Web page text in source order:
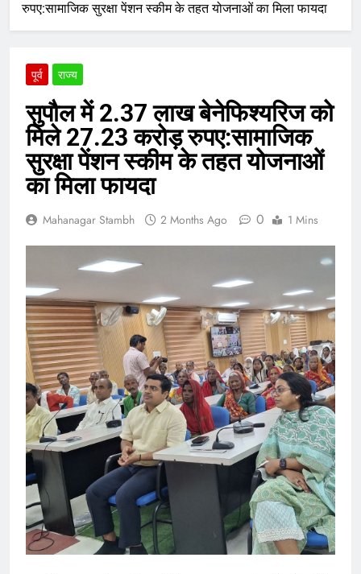
रुपए:सामाजिक सुरक्षा पेंशन स्कीम के तहत योजनाओं का मिला फायदा
पूर्व राज्य
सुपौल में 2.37 लाख बेनेफिश्यरिज को
मिले 27.23 करोड़ रुपए:सामाजिक
सुरक्षा पेंशन स्कीम के तहत योजनाओं
का मिला फायदा
Mahanagar Stambh 2 Months Ago 0 1 Mins